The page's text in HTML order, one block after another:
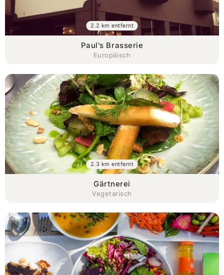
Paul's Brasserie
Europäisch
2.2 km entfernt
Gärtnerei
Vegetarisch
2.3 km entfernt